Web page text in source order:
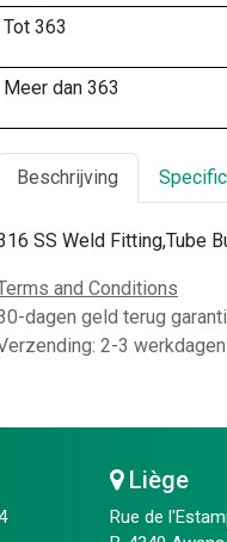
Tot 363
Meer dan 363
Beschrijving
SS Weld Fitting,Tube
and Conditions
dagen geld terug
2-3 werkdagen
Liège
Rue de